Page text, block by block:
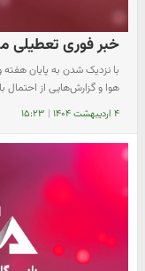
خبر فوری تعطیلی
با نزدیک شدن به پایان
هوا و گزارش‌هایی از احتمال
۴ اردیبهشت ۱۴۰۴ | ۱۵:۲۳